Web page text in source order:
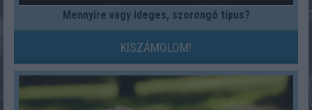
Mennyire vagy ideges, szorongó típus?
KISZÁMOLOM!